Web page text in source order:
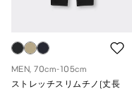
MEN, 70cm-105cm
ストレッチスリムチノ(丈長